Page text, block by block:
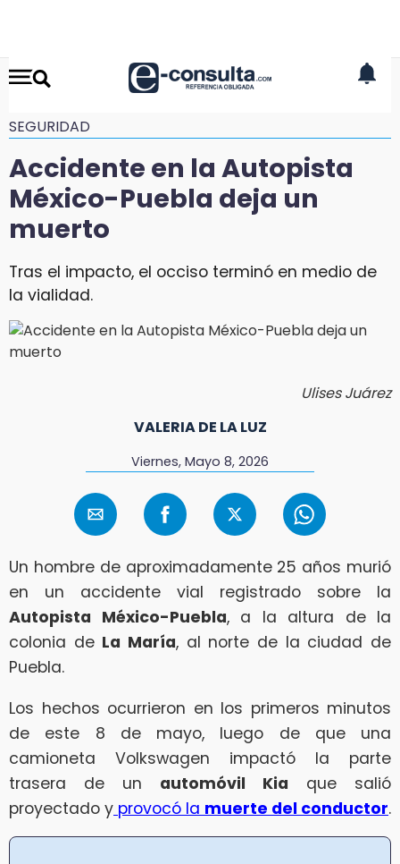
SEGURIDAD
Accidente en la Autopista
México-Puebla deja un
muerto
Tras el impacto, el occiso terminó en medio de
la vialidad.
Ulises Juárez
VALERIA DE LA LUZ
Viernes, Mayo 8, 2026
Un hombre de aproximadamente 25 años murió
en un accidente vial registrado sobre la
Autopista México-Puebla, a la altura de la
colonia de La María, al norte de la ciudad de
Puebla.
Los hechos ocurrieron en los primeros minutos
de este 8 de mayo, luego de que una
camioneta Volkswagen impactó la parte
trasera de un automóvil Kia que salió
proyectado y provocó la muerte del conductor.